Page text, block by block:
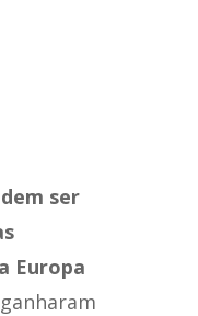
ser
Europa